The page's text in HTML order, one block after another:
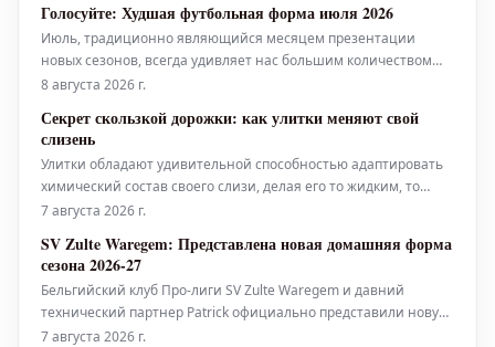
Голосуйте: Худшая футбольная форма июля 2026
Июль, традиционно являющийся месяцем презентации
новых сезонов, всегда удивляет нас большим количеством
выпусков, чем любой другой период года. К сожалению, не все
8 августа 2026 г.
Секрет скользкой дорожки: как улитки меняют свой
слизень
Улитки обладают удивительной способностью адаптировать
химический состав своего слизи, делая его то жидким, то
твердым, то липким – в зависимости от ситуации.
7 августа 2026 г.
SV Zulte Waregem: Представлена новая домашняя форма
сезона 2026-27
Бельгийский клуб Про-лиги SV Zulte Waregem и давний
технический партнер Patrick официально представили новую
домашнюю форму на сезон 2026-27.
7 августа 2026 г.